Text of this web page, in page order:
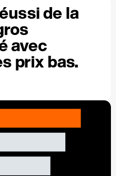
de la
avec
prix bas.